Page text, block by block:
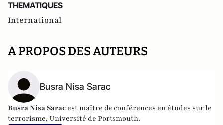
THEMATIQUES
International
A PROPOS DES AUTEURS
Busra Nisa Sarac
Busra Nisa Sarac est maître de conférences en études sur le
terrorisme, Université de Portsmouth.